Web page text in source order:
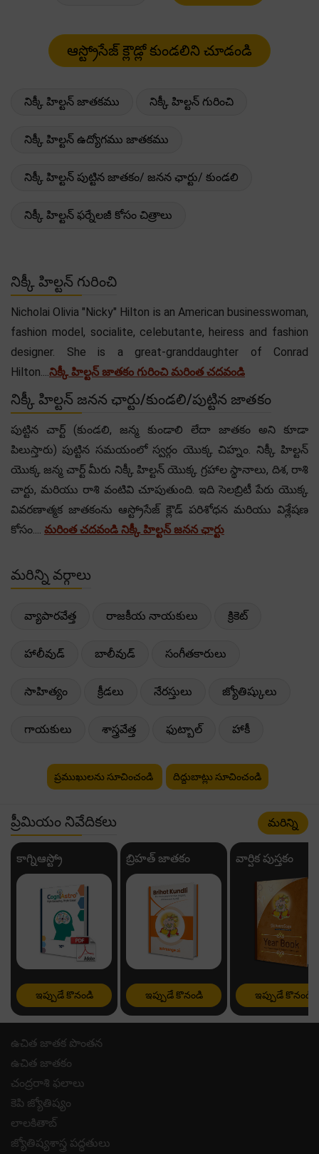
నిక్కీ హిల్టన్ జాతకము నిక్కీ హిల్టన్ గురించి
నిక్కీ హిల్టన్ ఉద్యోగము జాతకము
నిక్కీ హిల్టన్ పుట్టిన జాతకం/ జనన ఛార్టు/ కుండలి
నిక్కీ హిల్టన్ ఫర్నేలజీ కోసం చిత్రాలు
నిక్కీ హిల్టన్ గురించి
Nicholai Olivia "Nicky" Hilton is an American businesswoman,
fashion model, socialite, celebutante, heiress and fashion
designer. She is a great-granddaughter of Conrad
Hilton....నిక్కీ హిల్టన్ జాతకం గురించి మరింత చదవండి
నిక్కీ హిల్టన్ జనన ఛార్టు/కుండలి/పుట్టిన జాతకం
పుట్టిన చార్ట్ (కుండలి, జన్మ కుండాలి లేదా జాతకం అని కూడా
పిలుస్తారు) పుట్టిన సమయంలో స్వర్గం యొక్క చిహ్నం. నిక్కీ హిల్టన్
యొక్క జన్మ చార్ట్ మీరు నిక్కీ హిల్టన్ యొక్క గ్రహాల స్థానాలు, దిశ, రాశి
చార్టు, మరియు రాశి వంటివి చూపుతుంది. ఇది సెలబ్రిటీ పేరు యొక్క
వివరణాత్మక జాతకంను ఆస్ట్రోసేజ్ క్లౌడ్ పరిశోధన మరియు విశ్లేషణ
కోసం.... మరింత చదవండి నిక్కీ హిల్టన్ జనన ఛార్టు
మరిన్ని వర్గాలు
వ్యాపారవేత్త రాజకీయ నాయకులు క్రికెట్
హాలీవుడ్ బాలీవుడ్ సంగీతకారులు
సాహిత్యం క్రీడలు నేరస్తులు జ్యోతిష్కులు
గాయకులు శాస్త్రవేత్త ఫుట్బాల్ హాకీ
ప్రముఖులను సూచించండి దిద్దుబాట్లు సూచించండి
ప్రీమియం నివేదికలు మరిన్ని
కాగ్నిఆస్ట్రో
ఇప్పుడే కొనండి
బ్రిహత్ జాతకం
ఇప్పుడే కొనండి
వార్షిక పుస్తకం
ఇప్పుడే కొనండి
ఉచిత జాతక పొంతన
ఉచిత జాతకం
చంద్రరాశి ఫలాలు
కెపి జ్యోతిష్యం
లాలకితాబ్
జ్యోతిష్యశాస్త్ర పద్ధతులు